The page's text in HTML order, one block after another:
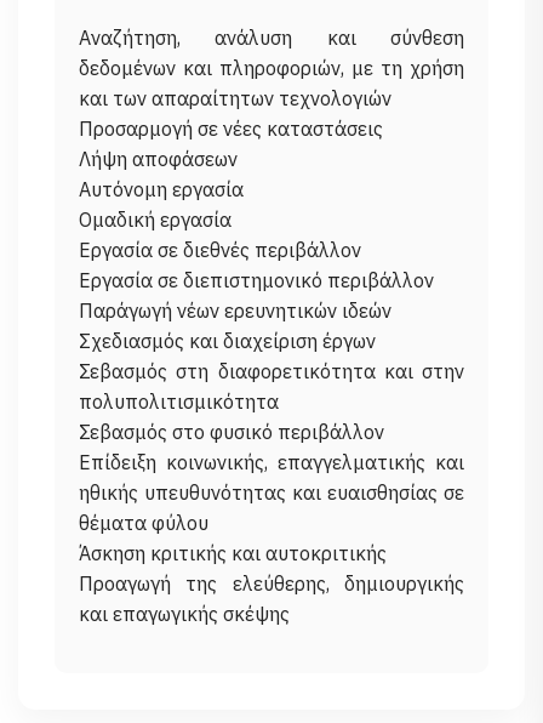
Αναζήτηση, ανάλυση και σύνθεση
δεδομένων και πληροφοριών, με τη χρήση
και των απαραίτητων τεχνολογιών
Προσαρμογή σε νέες καταστάσεις
Λήψη αποφάσεων
Αυτόνομη εργασία
Ομαδική εργασία
Εργασία σε διεθνές περιβάλλον
Εργασία σε διεπιστημονικό περιβάλλον
Παράγωγή νέων ερευνητικών ιδεών
Σχεδιασμός και διαχείριση έργων
Σεβασμός στη διαφορετικότητα και στην
πολυπολιτισμικότητα
Σεβασμός στο φυσικό περιβάλλον
Επίδειξη κοινωνικής, επαγγελματικής και
ηθικής υπευθυνότητας και ευαισθησίας σε
θέματα φύλου
Άσκηση κριτικής και αυτοκριτικής
Προαγωγή της ελεύθερης, δημιουργικής